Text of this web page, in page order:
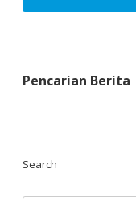
Pencarian Berita
Search